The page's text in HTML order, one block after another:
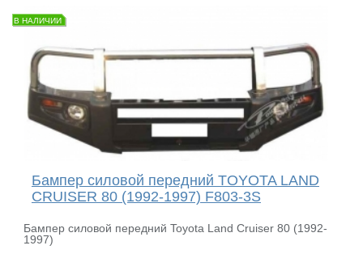
В НАЛИЧИИ
Бампер силовой передний TOYOTA LAND
CRUISER 80 (1992-1997) F803-3S
Бампер силовой передний Toyota Land Cruiser 80 (1992-
1997)